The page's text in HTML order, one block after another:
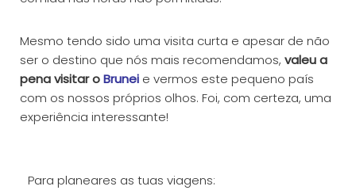
Mesmo tendo sido uma visita curta e apesar de não
ser o destino que nós mais recomendamos, valeu a
pena visitar oBrunei e vermos este pequeno país
com os nossos próprios olhos. Foi, com certeza, uma
experiência interessante!
Para planeares as tuas viagens: